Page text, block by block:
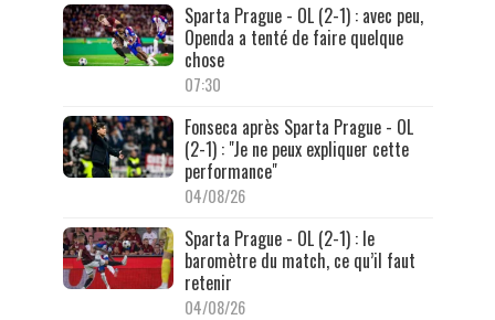
Sparta Prague - OL (2-1) : avec peu,
Openda a tenté de faire quelque
chose
07:30
Fonseca après Sparta Prague - OL
(2-1) : "Je ne peux expliquer cette
performance"
04/08/26
Sparta Prague - OL (2-1) : le
baromètre du match, ce qu’il faut
retenir
04/08/26